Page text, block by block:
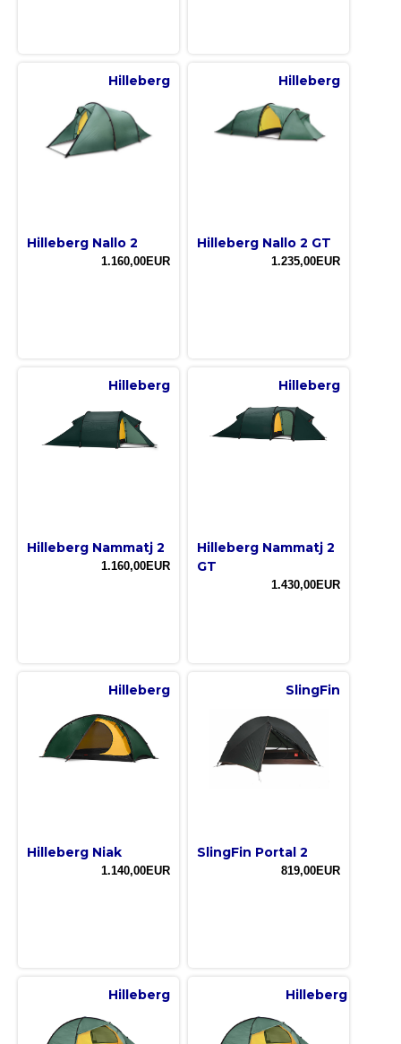
Hilleberg
Hilleberg Nallo 2
1.160,00EUR
Hilleberg
Hilleberg Nallo 2 GT
1.235,00EUR
Hilleberg
Hilleberg Nammatj 2
1.160,00EUR
Hilleberg
Hilleberg Nammatj 2
GT
1.430,00EUR
Hilleberg
Hilleberg Niak
1.140,00EUR
SlingFin
SlingFin Portal 2
819,00EUR
Hilleberg Hilleberg